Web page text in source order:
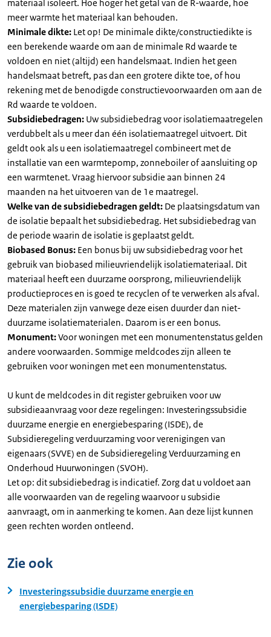
materiaal isoleert. Hoe hoger het getal van de R-waarde, hoe
meer warmte het materiaal kan behouden.
Minimale dikte: Let op! De minimale dikte/constructiedikte is
een berekende waarde om aan de minimale Rd waarde te
voldoen en niet (altijd) een handelsmaat. Indien het geen
handelsmaat betreft, pas dan een grotere dikte toe, of hou
rekening met de benodigde constructievoorwaarden om aan de
Rd waarde te voldoen.
Subsidiebedragen: Uw subsidiebedrag voor isolatiemaatregelen
verdubbelt als u meer dan één isolatiemaatregel uitvoert. Dit
geldt ook als u een isolatiemaatregel combineert met de
installatie van een warmtepomp, zonneboiler of aansluiting op
een warmtenet. Vraag hiervoor subsidie aan binnen 24
maanden na het uitvoeren van de 1e maatregel.
Welke van de subsidiebedragen geldt: De plaatsingsdatum van
de isolatie bepaalt het subsidiebedrag. Het subsidiebedrag van
de periode waarin de isolatie is geplaatst geldt.
Biobased Bonus: Een bonus bij uw subsidiebedrag voor het
gebruik van biobased milieuvriendelijk isolatiemateriaal. Dit
materiaal heeft een duurzame oorsprong, milieuvriendelijk
productieproces en is goed te recyclen of te verwerken als afval.
Deze materialen zijn vanwege deze eisen duurder dan niet-
duurzame isolatiematerialen. Daarom is er een bonus.
Monument:Voor woningen met een monumentenstatus gelden
andere voorwaarden. Sommige meldcodes zijn alleen te
gebruiken voor woningen met een monumentenstatus.
U kunt de meldcodes in dit register gebruiken voor uw
subsidieaanvraag voor deze regelingen: Investeringssubsidie
duurzame energie en energiebesparing (ISDE), de
Subsidieregeling verduurzaming voor verenigingen van
eigenaars (SVVE) en de Subsidieregeling Verduurzaming en
Onderhoud Huurwoningen (SVOH).
Let op: dit subsidiebedrag is indicatief. Zorg dat u voldoet aan
alle voorwaarden van de regeling waarvoor u subsidie
aanvraagt, om in aanmerking te komen. Aan deze lijst kunnen
geen rechten worden ontleend.
Zie ook
Investeringssubsidie duurzame energie en
energiebesparing (ISDE)